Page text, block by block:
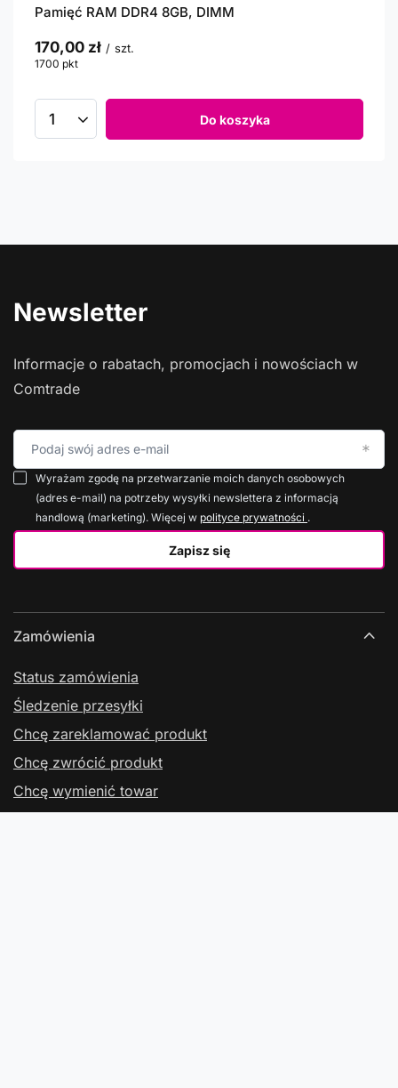
Pamięć RAM DDR4 8GB, DIMM
170,00 zł / szt.
1700 pkt
Do koszyka
Newsletter
Informacje o rabatach, promocjach i nowościach w
Comtrade
Podaj swój adres e-mail
Zapisz się
Wyrażam zgodę na przetwarzanie moich danych osobowych
(adres e-mail) na potrzeby wysyłki newslettera z informacją
handlową (marketing). Więcej w polityce prywatności .
Zamówienia
Status zamówienia
Śledzenie przesyłki
Chcę zareklamować produkt
Chcę zwrócić produkt
Chcę wymienić towar